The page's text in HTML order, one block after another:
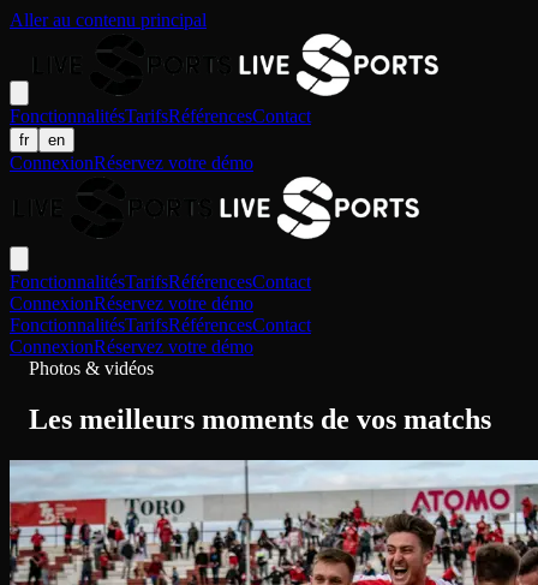
Aller au contenu principal
FonctionnalitésTarifsRéférencesContact
fr en
ConnexionRéservez votre démo
FonctionnalitésTarifsRéférencesContact
ConnexionRéservez votre démo
FonctionnalitésTarifsRéférencesContact
ConnexionRéservez votre démo
Photos & vidéos
Les meilleurs moments de vos matchs